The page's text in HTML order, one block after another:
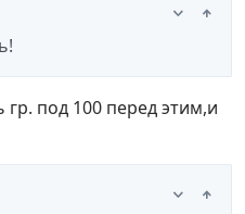
под 100 перед этим,и